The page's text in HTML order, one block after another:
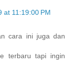
at 11:19:00 PM
cara ini juga dan
terbaru tapi ingin